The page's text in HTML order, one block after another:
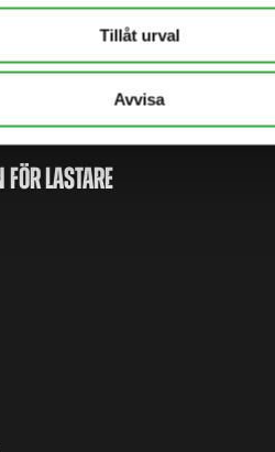
Tillåt urval
Avvisa
LASTARE